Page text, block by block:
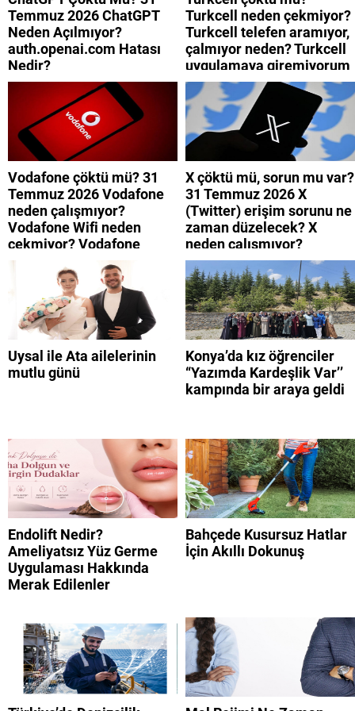
Temmuz 2026 ChatGPT
Neden Açılmıyor?
auth.openai.com Hatası
Nedir?
Turkcell neden çekmiyor?
Turkcell telefen aramıyor,
çalmıyor neden? Turkcell
uygulamaya giremiyorum
neden? Turkcell internet
neden yavaş?
Vodafone çöktü mü? 31
Temmuz 2026 Vodafone
neden çalışmıyor?
Vodafone Wifi neden
çekmiyor? Vodafone
mobil uygulamaya neden
giremiyorum?
X çöktü mü, sorun mu var?
31 Temmuz 2026 X
(Twitter) erişim sorunu ne
zaman düzelecek? X
neden çalışmıyor?
Uysal ile Ata ailelerinin
mutlu günü
Konya’da kız öğrenciler
“Yazımda Kardeşlik Var’’
kampında bir araya geldi
Endolift Nedir?
Ameliyatsız Yüz Germe
Uygulaması Hakkında
Merak Edilenler
Bahçede Kusursuz Hatlar
İçin Akıllı Dokunuş